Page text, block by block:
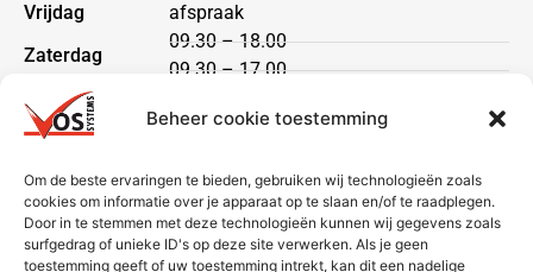
Beheer cookie toestemming
Om de beste ervaringen te bieden, gebruiken wij technologieën zoals
cookies om informatie over je apparaat op te slaan en/of te raadplegen.
Door in te stemmen met deze technologieën kunnen wij gegevens zoals
surfgedrag of unieke ID's op deze site verwerken. Als je geen
toestemming geeft of uw toestemming intrekt, kan dit een nadelige
Vrijdag
Zaterdag
Zondag
afspraak
09.30 – 18.00
09.30 – 17.00
Heeft u een vraag?
Neem dan contact met ons op via telefoon of mail.